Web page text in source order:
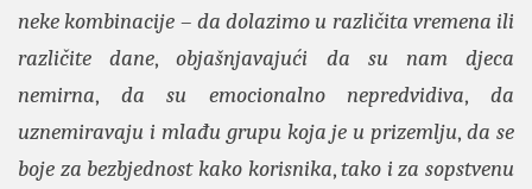
neke kombinacije – da dolazimo u različita vremena ili
različite dane,objašnjavajući da su nam djeca
nemirna, da su emocionalno nepredvidiva,da
uznemiravaju i mlađu grupu koja je u prizemlju,da se
boje za bezbjednost kako korisnika,tako i za sopstvenu